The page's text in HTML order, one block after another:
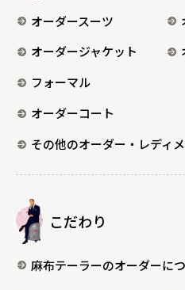
オーダースーツ
オーダージャケット
フォーマル
オーダーコート
その他のオーダー・レディ
こだわり
麻布テーラーのオーダーに